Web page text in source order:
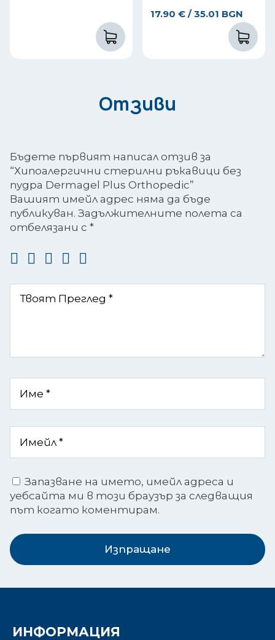
17.90 € / 35.01 BGN
Отзиви
Бъдете първият написал отзив за
“Хипоалергични стерилни ръкавици без
пудра Dermagel Plus Orthopedic”
Вашият имейл адрес няма да бъде
публикуван. Задължителните полета са
отбелязани с *
Запазване на името, имейл адреса и
уебсайта ми в този браузър за следващия
път когато коментирам.
Изпращане
ИНФОРМАЦИЯ